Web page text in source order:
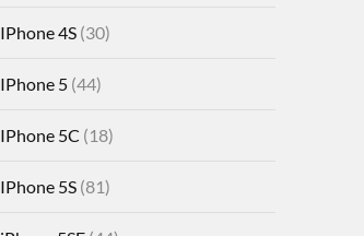
IPhone 4S(30)
IPhone 5(44)
IPhone 5C (18)
IPhone 5S(81)